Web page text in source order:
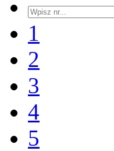
1
2
3
4
5